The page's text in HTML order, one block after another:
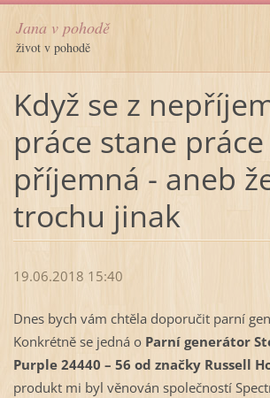
Jana v pohodě
život v pohodě
Když se z
práce stane práce
příjemná - aneb
trochu jinak
19.06.2018 15:40
Dnes bych vám chtěla doporučit parní
Konkrétně se jedná o Parní generátor
Purple 24440 – 56 od značky Russell
produkt mi byl věnován společností